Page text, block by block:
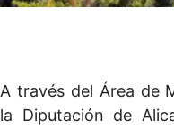
A través del Área de
la Diputación de